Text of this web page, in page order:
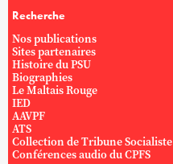
Recherche
Nos publications
Sites partenaires
Histoire du PSU
Biographies
Le Maltais Rouge
IED
AAVPF
ATS
Collection de Tribune Socialiste
Conférences audio du CPFS